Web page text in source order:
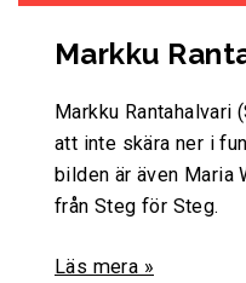
Markku
Markku Rantahalvari
att inte skära ner i
bilden är även Maria
från Steg för Steg.
Läs mera »